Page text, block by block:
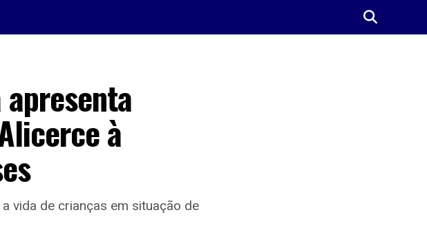
à
vida de crianças em situação de